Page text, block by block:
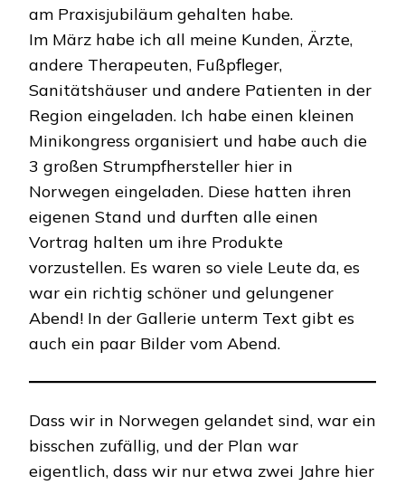
am Praxisjubiläum gehalten habe.
Im März habe ich all meine Kunden, Ärzte,
andere Therapeuten, Fußpfleger,
Sanitätshäuser und andere Patienten in der
Region eingeladen. Ich habe einen kleinen
Minikongress organisiert und habe auch die
3 großen Strumpfhersteller hier in
Norwegen eingeladen. Diese hatten ihren
eigenen Stand und durften alle einen
Vortrag halten um ihre Produkte
vorzustellen. Es waren so viele Leute da, es
war ein richtig schöner und gelungener
Abend! In der Gallerie unterm Text gibt es
auch ein paar Bilder vom Abend.
Dass wir in Norwegen gelandet sind, war ein
bisschen zufällig, und der Plan war
eigentlich, dass wir nur etwa zwei Jahre hier